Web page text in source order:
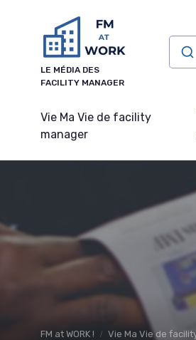
LE MÉDIA DES
FACILITY MANAGER
Vie Ma Vie de facility
manager
FM at WORK ! Vie Ma Vie de